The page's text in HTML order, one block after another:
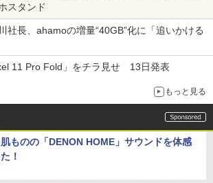
スタンド
社長、ahamoの増量“40GB”化に「追いかける
11 Pro Fold」をチラ見せ 13日発表
もっと見る
ものの「DENON HOME」サウンドを体感
！